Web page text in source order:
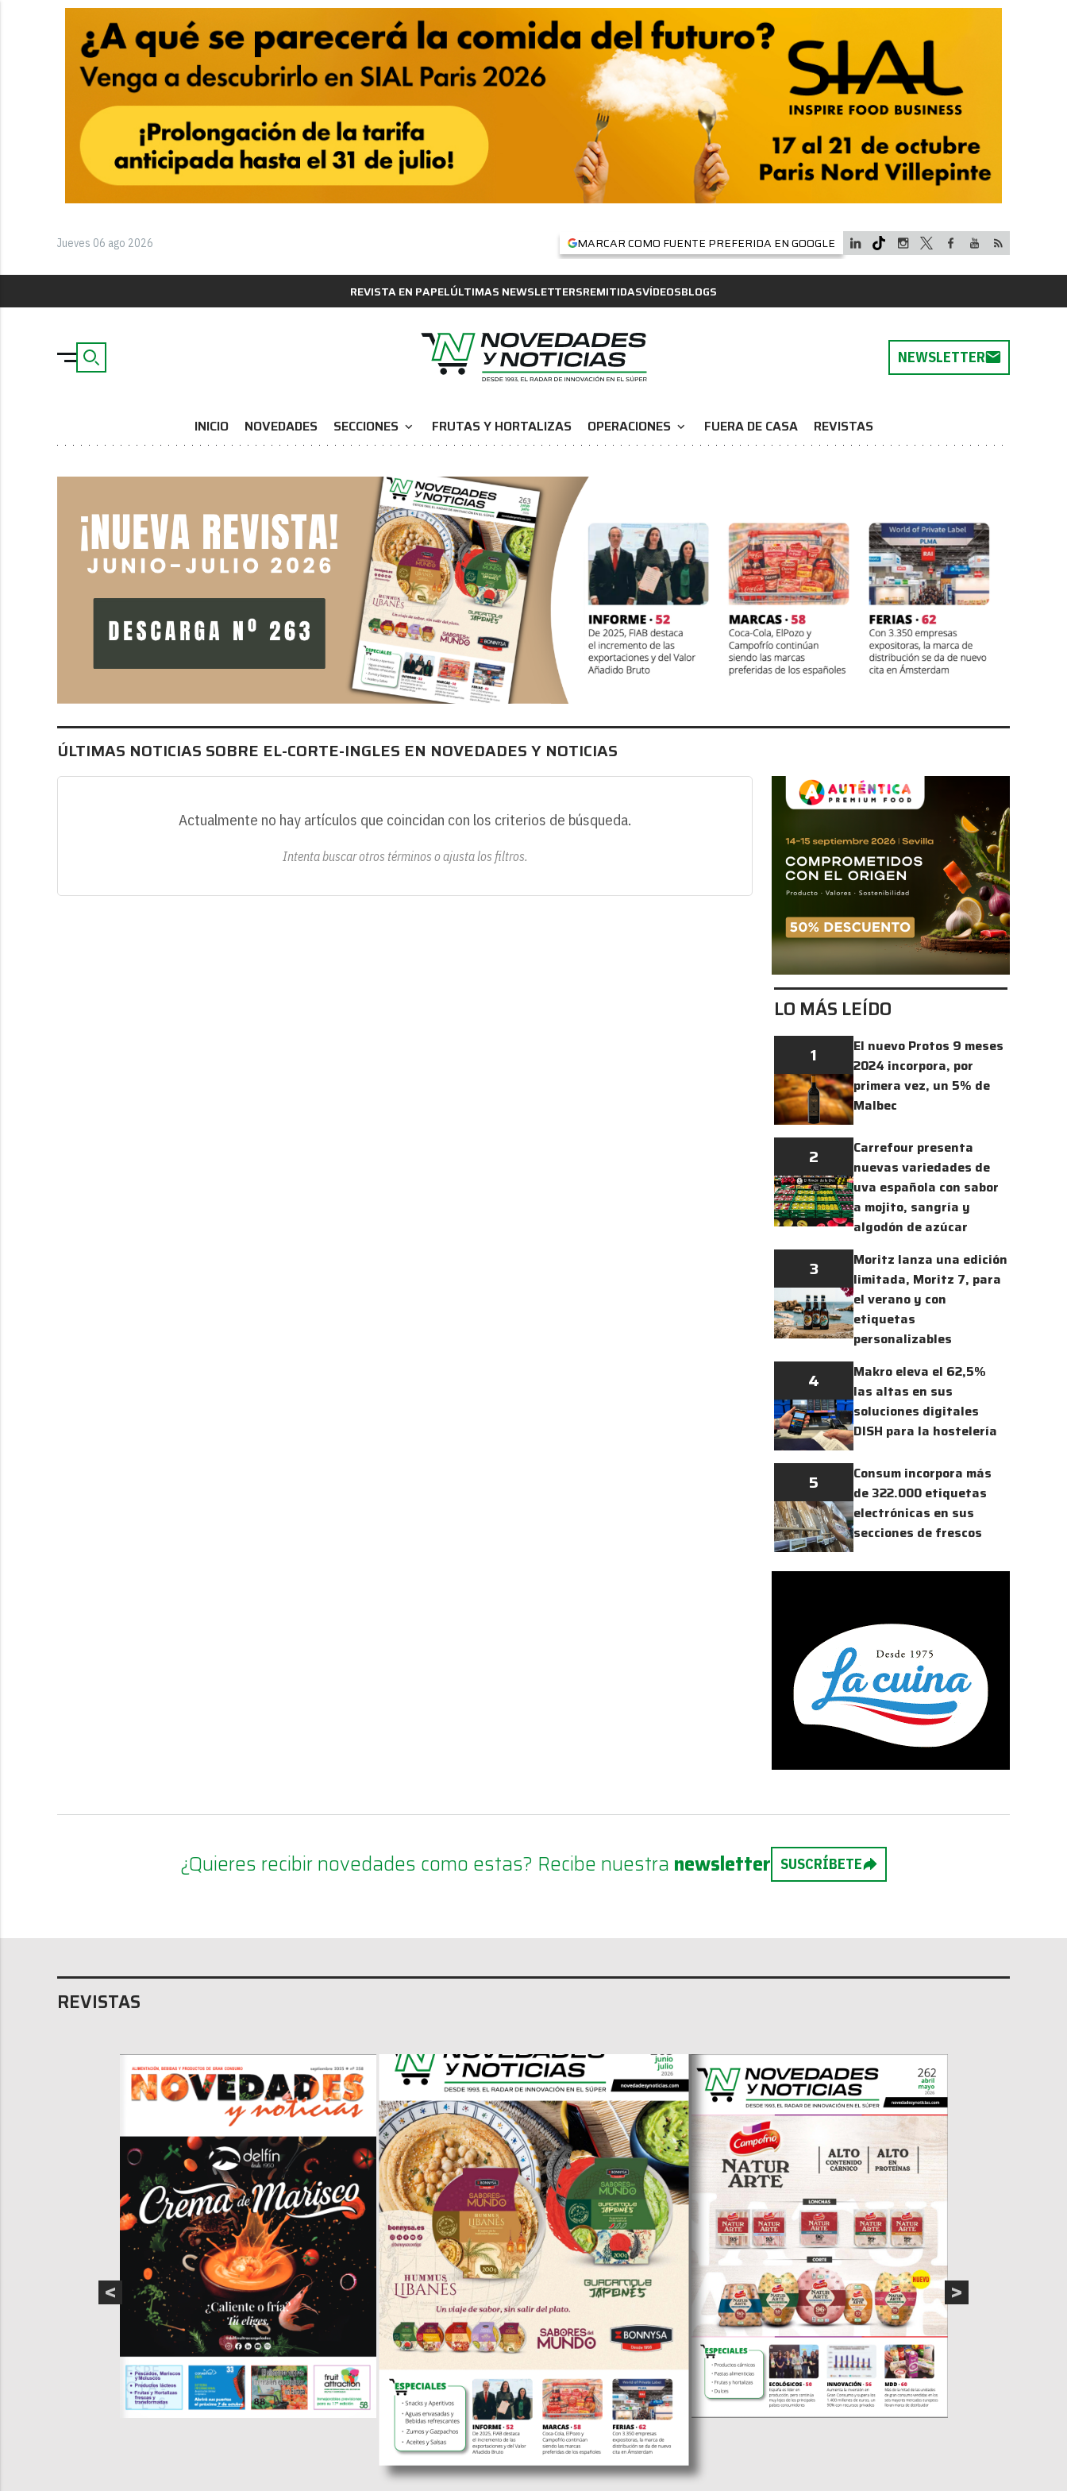
Jueves 06 ago 2026 MARCAR COMO FUENTE PREFERIDA EN GOOGLE
REVISTA EN PAPELÚLTIMAS NEWSLETTERSREMITIDASVÍDEOSBLOGS
NEWSLETTER
INICIO NOVEDADES SECCIONES expand_more FRUTAS Y HORTALIZAS OPERACIONES expand_more FUERA DE CASA REVISTAS
ÚLTIMAS NOTICIAS SOBRE EL-CORTE-INGLES EN NOVEDADES Y NOTICIAS
Actualmente no hay artículos que coincidan con los criterios de búsqueda.
Intenta buscar otros términos o ajusta los filtros.
LO MÁS LEÍDO
1
El nuevo Protos 9 meses
2024 incorpora, por
primera vez, un 5% de
Malbec
2
Carrefour presenta
nuevas variedades de
uva española con sabor
a mojito, sangría y
algodón de azúcar
3
Moritz lanza una edición
limitada, Moritz 7, para
el verano y con
etiquetas
personalizables
4
Makro eleva el 62,5%
las altas en sus
soluciones digitales
DISH para la hostelería
5
Consum incorpora más
de 322.000 etiquetas
electrónicas en sus
secciones de frescos
¿Quieres recibir novedades como estas? Recibe nuestra newsletter SUSCRÍBETE
REVISTAS